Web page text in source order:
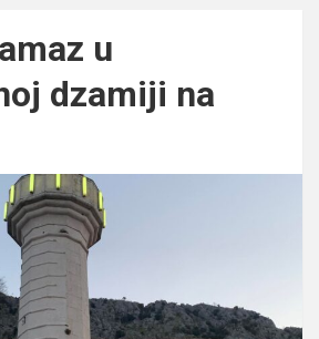
u
dzamiji na